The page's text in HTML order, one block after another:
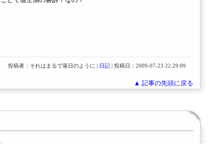
投稿者：それはまるで落日のように | 日記 | 投稿日：2009-07-23 22:29:09
▲ 記事の先頭に戻る